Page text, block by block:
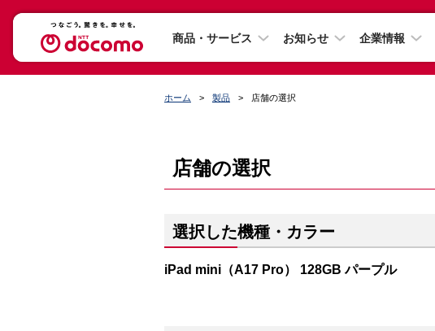
商品・サービス お知らせ 企業情報
ホーム 製品 店舗の選択
店舗の選択
選択した機種・カラー
iPad mini（A17 Pro） 128GB パープル